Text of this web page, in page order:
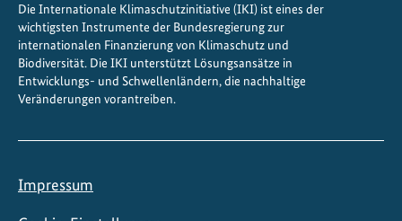
Die Internationale Klimaschutzinitiative (IKI) ist eines der
wichtigsten Instrumente der Bundesregierung zur
internationalen Finanzierung von Klimaschutz und
Biodiversität. Die IKI unterstützt Lösungsansätze in
Entwicklungs- und Schwellenländern, die nachhaltige
Veränderungen vorantreiben.
Impressum